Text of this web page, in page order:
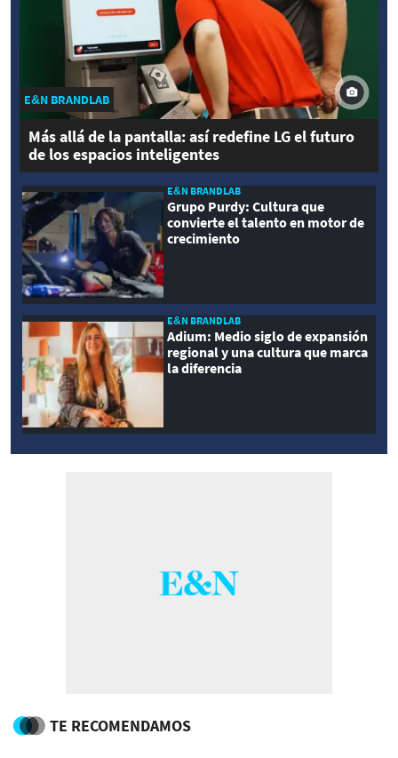
E&N BRANDLAB
Más allá de la pantalla: así redefine LG el futuro
de los espacios inteligentes
E&N BRANDLAB
Grupo Purdy: Cultura que
convierte el talento en motor de
crecimiento
E&N BRANDLAB
Adium: Medio siglo de expansión
regional y una cultura que marca
la diferencia
TE RECOMENDAMOS